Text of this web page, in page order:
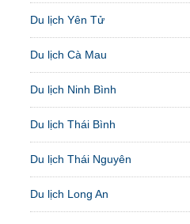
Du lịch Yên Tử
Du lịch Cà Mau
Du lịch Ninh Bình
Du lịch Thái Bình
Du lịch Thái Nguyên
Du lịch Long An